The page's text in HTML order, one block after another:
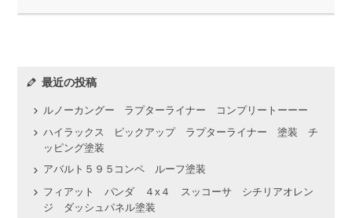
最近の投稿
ルノーカングー ラプターライナー コンプリートーーー
ハイラックス ピックアップ ラプターライナー 塗装 チ
ッピング塗装
アバルト５９５コンペ ルーフ塗装
フィアット パンダ ４x４ スッコーサ シチリアオレン
ジ ダッシュパネル塗装